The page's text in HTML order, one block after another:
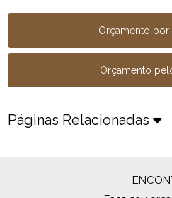
Orçamento por
Orçamento
Páginas Relacionadas